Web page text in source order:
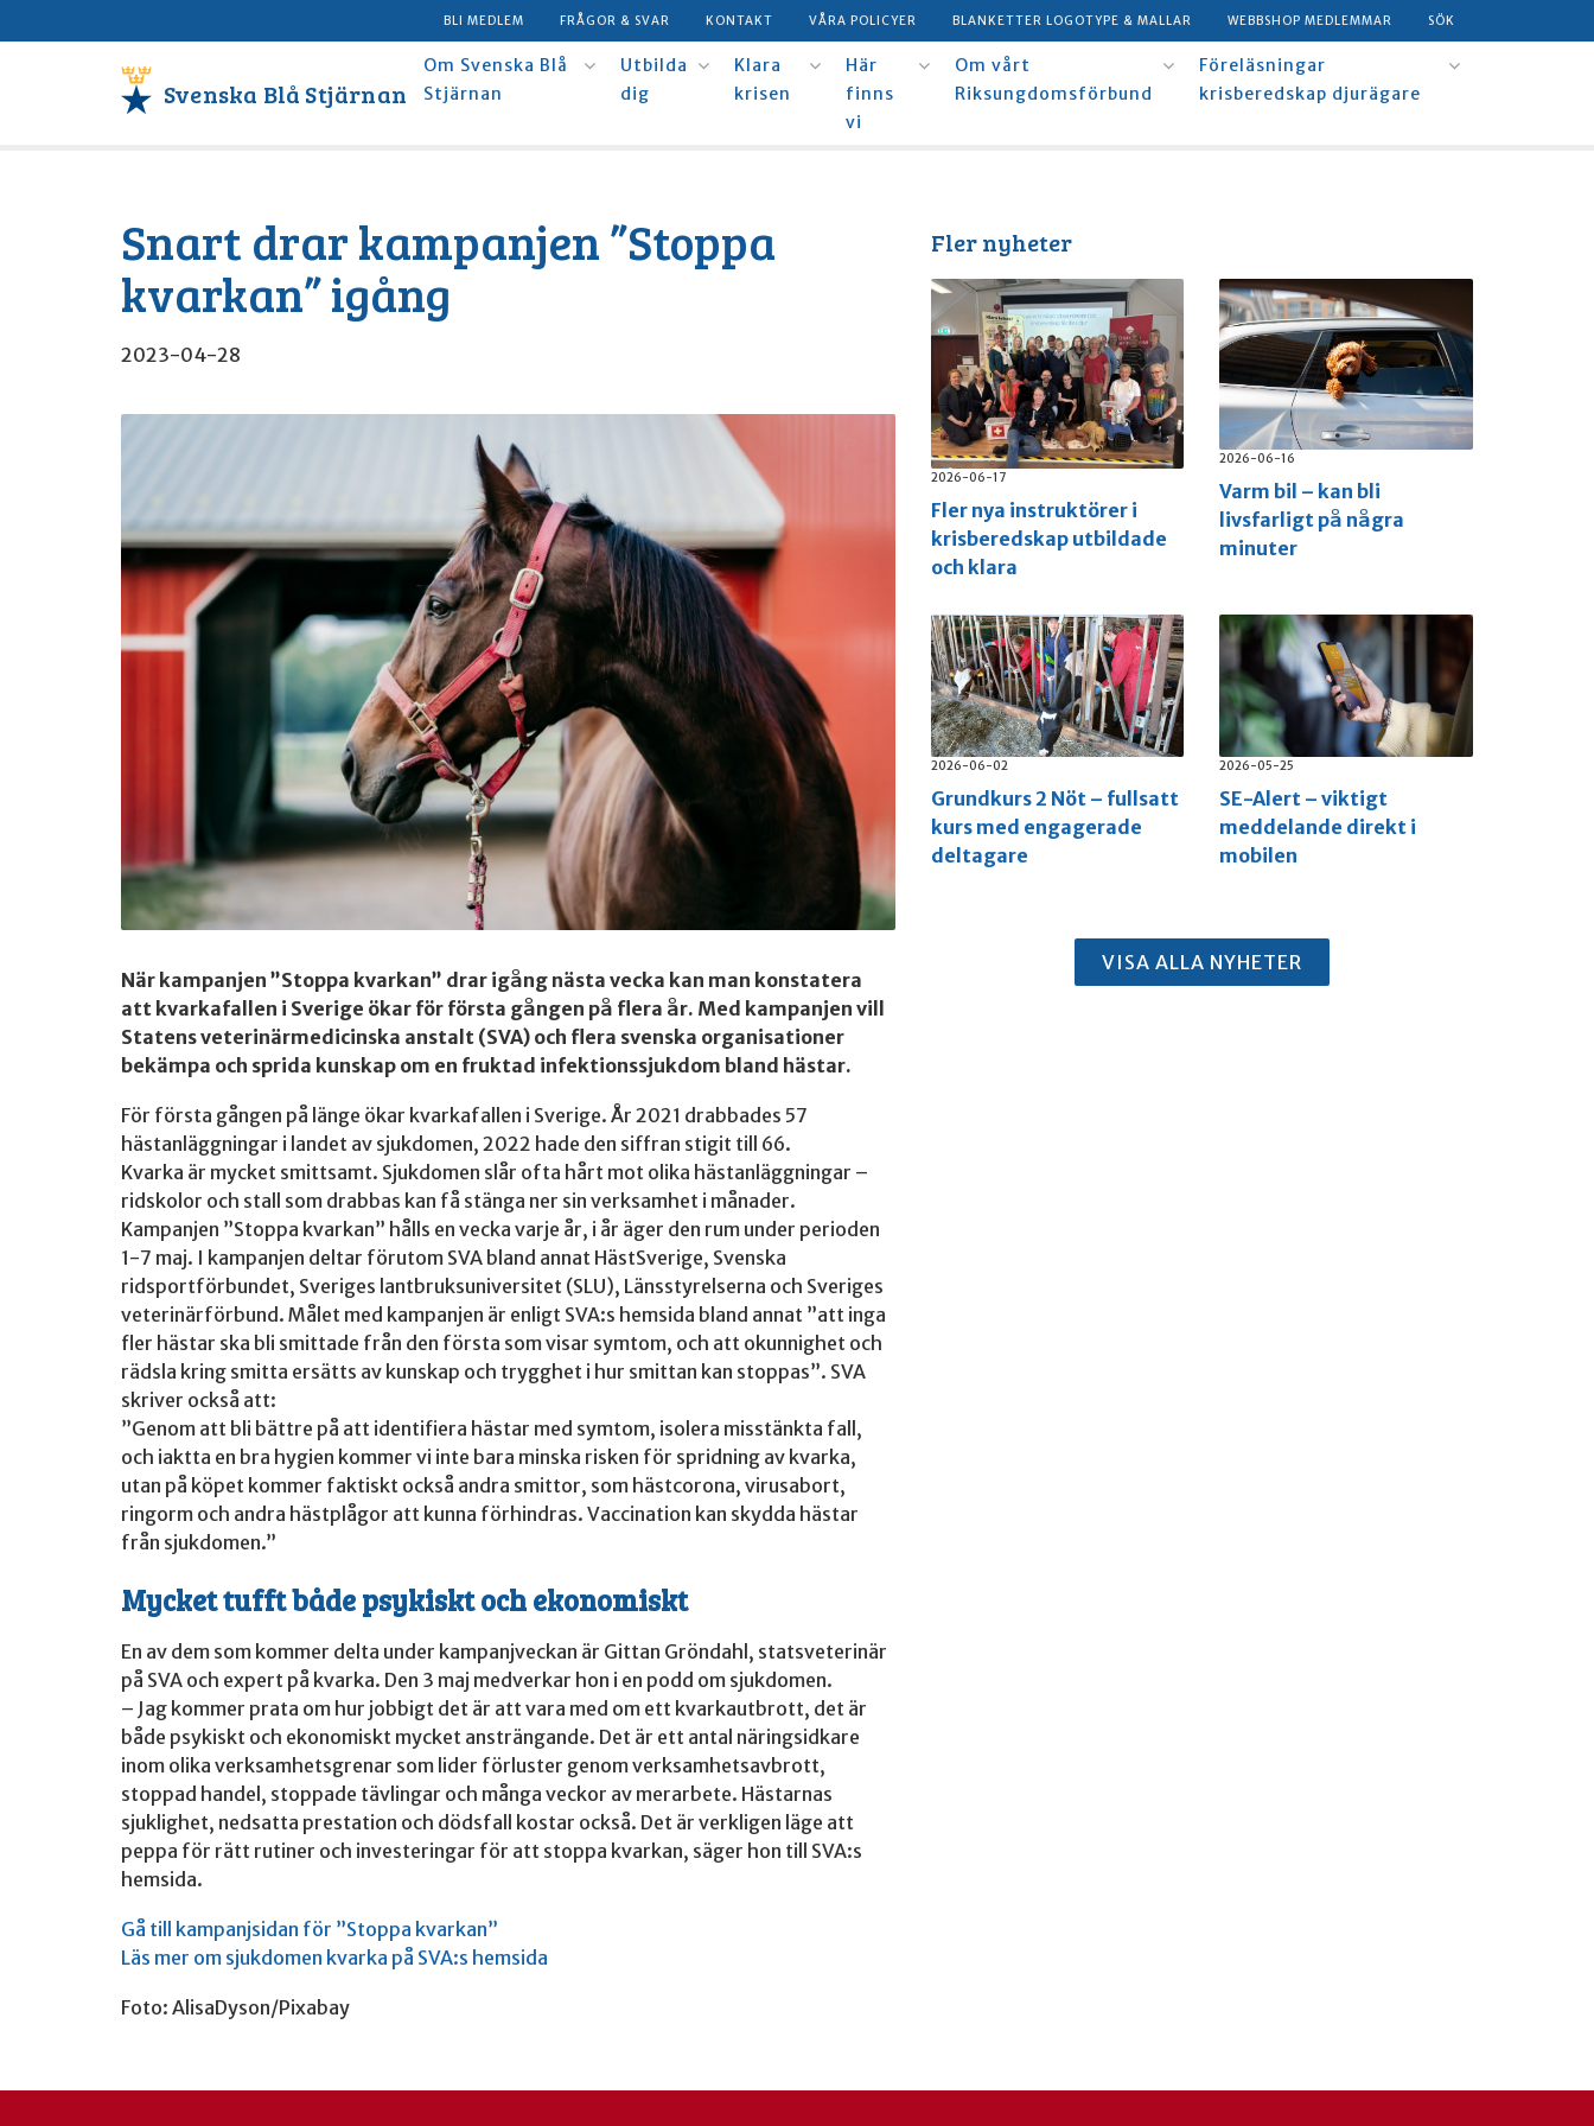
BLI MEDLEM FRÅGOR & SVAR KONTAKT VÅRA POLICYER BLANKETTER LOGOTYPE & MALLAR WEBBSHOP MEDLEMMAR SÖK
Svenska Blå Stjärnan
Om Svenska Blå
Stjärnan
Utbilda
dig
Klara
krisen
Här
finns
vi
Om vårt
Riksungdomsförbund
Föreläsningar
krisberedskap djurägare
Snart drar kampanjen ”Stoppa
kvarkan” igång
2023-04-28
När kampanjen ”Stoppa kvarkan” drar igång nästa vecka kan man konstatera
att kvarkafallen i Sverige ökar för första gången på flera år. Med kampanjen vill
Statens veterinärmedicinska anstalt (SVA) och flera svenska organisationer
bekämpa och sprida kunskap om en fruktad infektionssjukdom bland hästar.
För första gången på länge ökar kvarkafallen i Sverige. År 2021 drabbades 57
hästanläggningar i landet av sjukdomen, 2022 hade den siffran stigit till 66.
Kvarka är mycket smittsamt. Sjukdomen slår ofta hårt mot olika hästanläggningar –
ridskolor och stall som drabbas kan få stänga ner sin verksamhet i månader.
Kampanjen ”Stoppa kvarkan” hålls en vecka varje år, i år äger den rum under perioden
1-7 maj. I kampanjen deltar förutom SVA bland annat HästSverige, Svenska
ridsportförbundet, Sveriges lantbruksuniversitet (SLU), Länsstyrelserna och Sveriges
veterinärförbund. Målet med kampanjen är enligt SVA:s hemsida bland annat ”att inga
fler hästar ska bli smittade från den första som visar symtom, och att okunnighet och
rädsla kring smitta ersätts av kunskap och trygghet i hur smittan kan stoppas”. SVA
skriver också att:
”Genom att bli bättre på att identifiera hästar med symtom, isolera misstänkta fall,
och iaktta en bra hygien kommer vi inte bara minska risken för spridning av kvarka,
utan på köpet kommer faktiskt också andra smittor, som hästcorona, virusabort,
ringorm och andra hästplågor att kunna förhindras. Vaccination kan skydda hästar
från sjukdomen.”
Mycket tufft både psykiskt och ekonomiskt
En av dem som kommer delta under kampanjveckan är Gittan Gröndahl, statsveterinär
på SVA och expert på kvarka. Den 3 maj medverkar hon i en podd om sjukdomen.
– Jag kommer prata om hur jobbigt det är att vara med om ett kvarkautbrott, det är
både psykiskt och ekonomiskt mycket ansträngande. Det är ett antal näringsidkare
inom olika verksamhetsgrenar som lider förluster genom verksamhetsavbrott,
stoppad handel, stoppade tävlingar och många veckor av merarbete. Hästarnas
sjuklighet, nedsatta prestation och dödsfall kostar också. Det är verkligen läge att
peppa för rätt rutiner och investeringar för att stoppa kvarkan, säger hon till SVA:s
hemsida.
Gå till kampanjsidan för ”Stoppa kvarkan”
Läs mer om sjukdomen kvarka på SVA:s hemsida
Foto: AlisaDyson/Pixabay
Fler nyheter
2026-06-17
Fler nya instruktörer i
krisberedskap utbildade
och klara
2026-06-16
Varm bil – kan bli
livsfarligt på några
minuter
2026-06-02
Grundkurs 2 Nöt – fullsatt
kurs med engagerade
deltagare
2026-05-25
SE-Alert – viktigt
meddelande direkt i
mobilen
VISA ALLA NYHETER